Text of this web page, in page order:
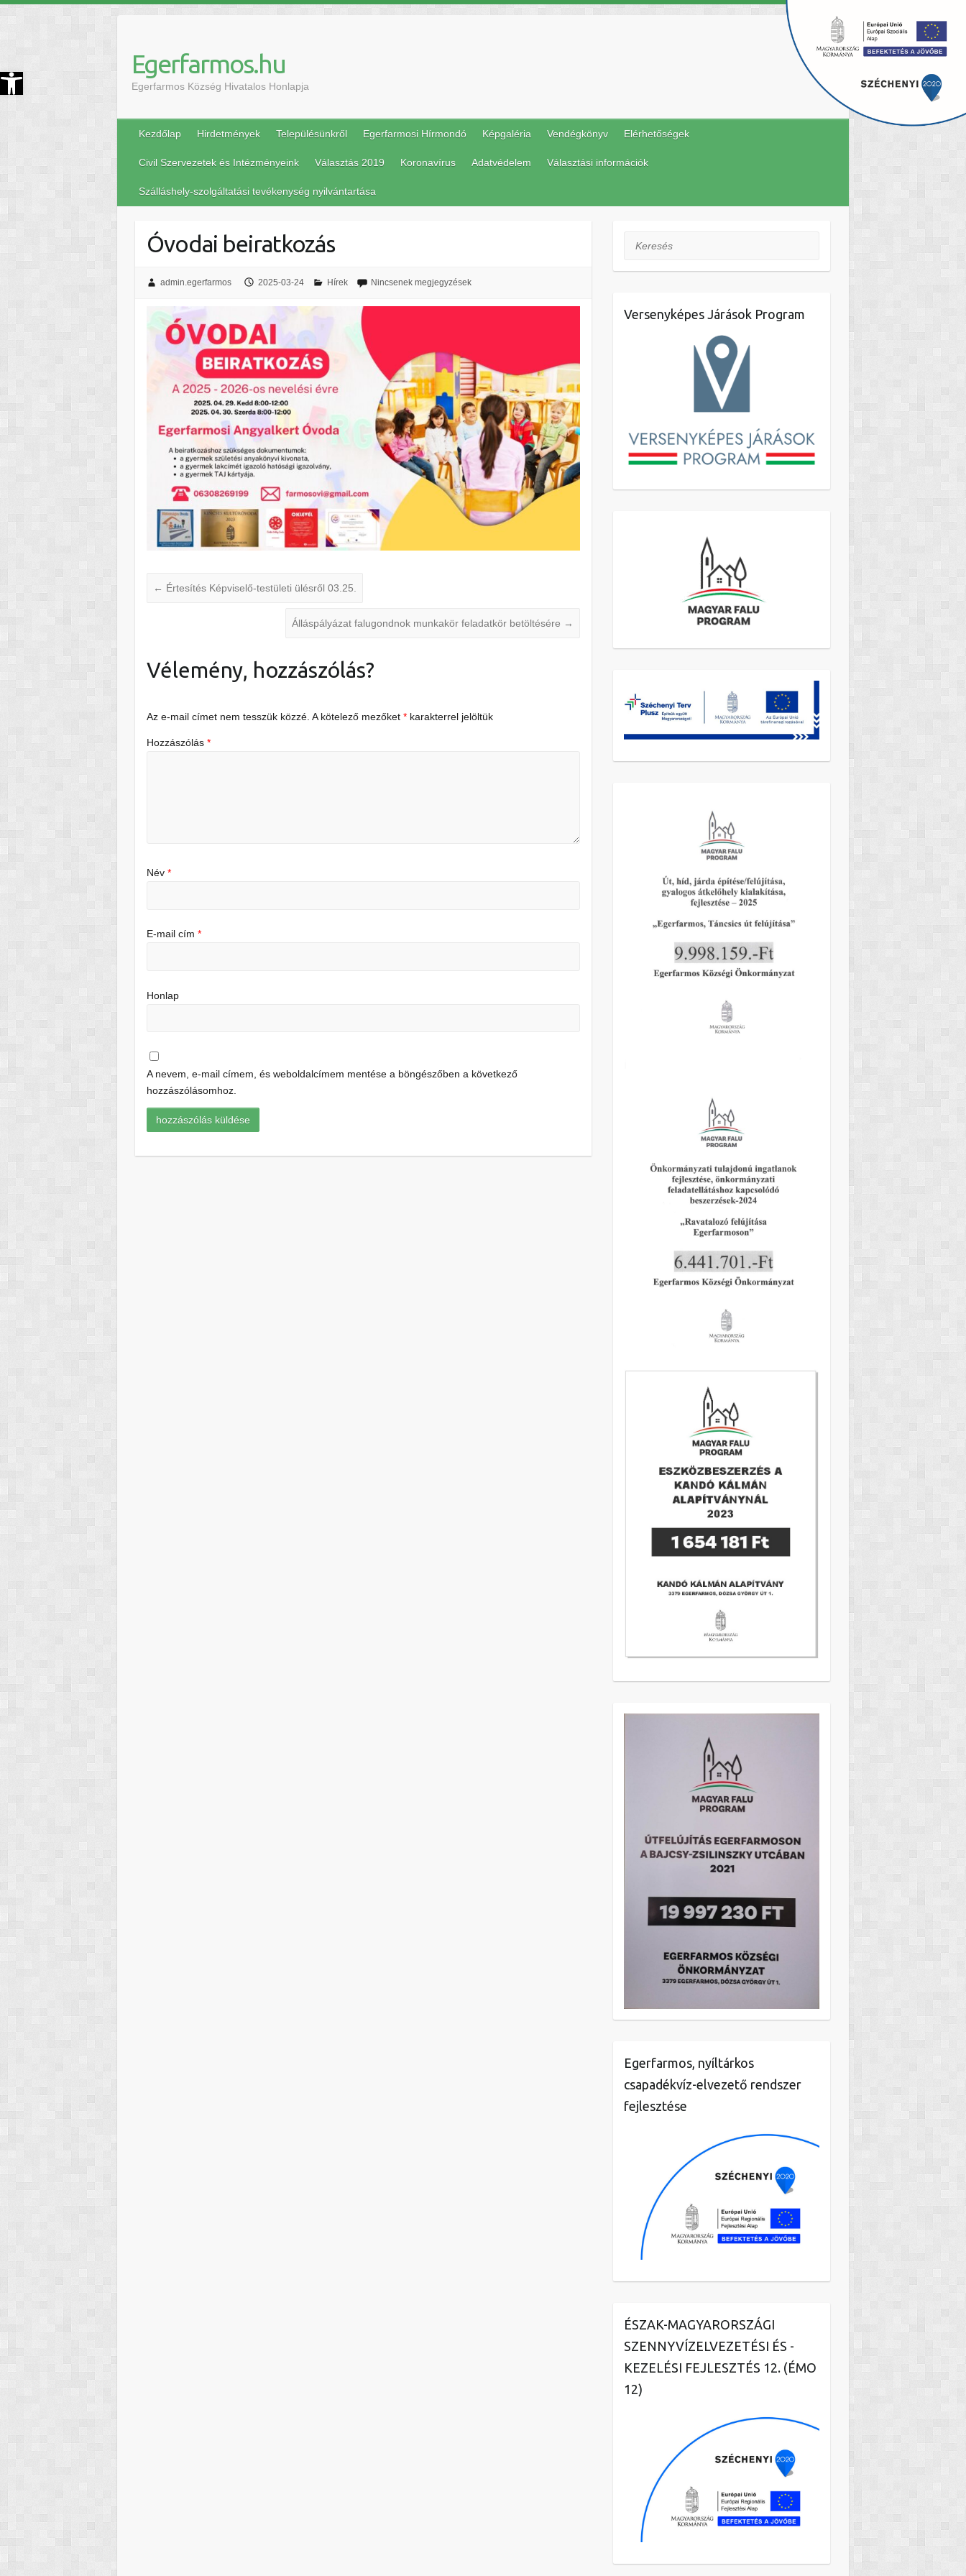
Eszköztár megnyitása Egerfarmos.hu
Egerfarmos Község Hivatalos Honlapja
Kezdőlap Hirdetmények Településünkről Egerfarmosi Hírmondó Képgaléria Vendégkönyv Elérhetőségek
Civil Szervezetek és Intézményeink Választás 2019 Koronavírus Adatvédelem Választási információk
Szálláshely-szolgáltatási tevékenység nyilvántartása
Óvodai beiratkozás
admin.egerfarmos 2025-03-24 Hírek Nincsenek megjegyzések
← Értesítés Képviselő-testületi ülésről 03.25.
Álláspályázat falugondnok munkakör feladatkör betöltésére →
Vélemény, hozzászólás?
Az e-mail címet nem tesszük közzé. A kötelező mezőket* karakterrel jelöltük
Hozzászólás*
Név*
E-mail cím*
Honlap
A nevem, e-mail címem, és weboldalcímem mentése a böngészőben a következő
hozzászólásomhoz.
Keresés
Versenyképes Járások Program
Egerfarmos, nyíltárkos
csapadékvíz-elvezető rendszer
fejlesztése
ÉSZAK-MAGYARORSZÁGI
SZENNYVÍZELVEZETÉSI ÉS -
KEZELÉSI FEJLESZTÉS 12. (ÉMO
12)